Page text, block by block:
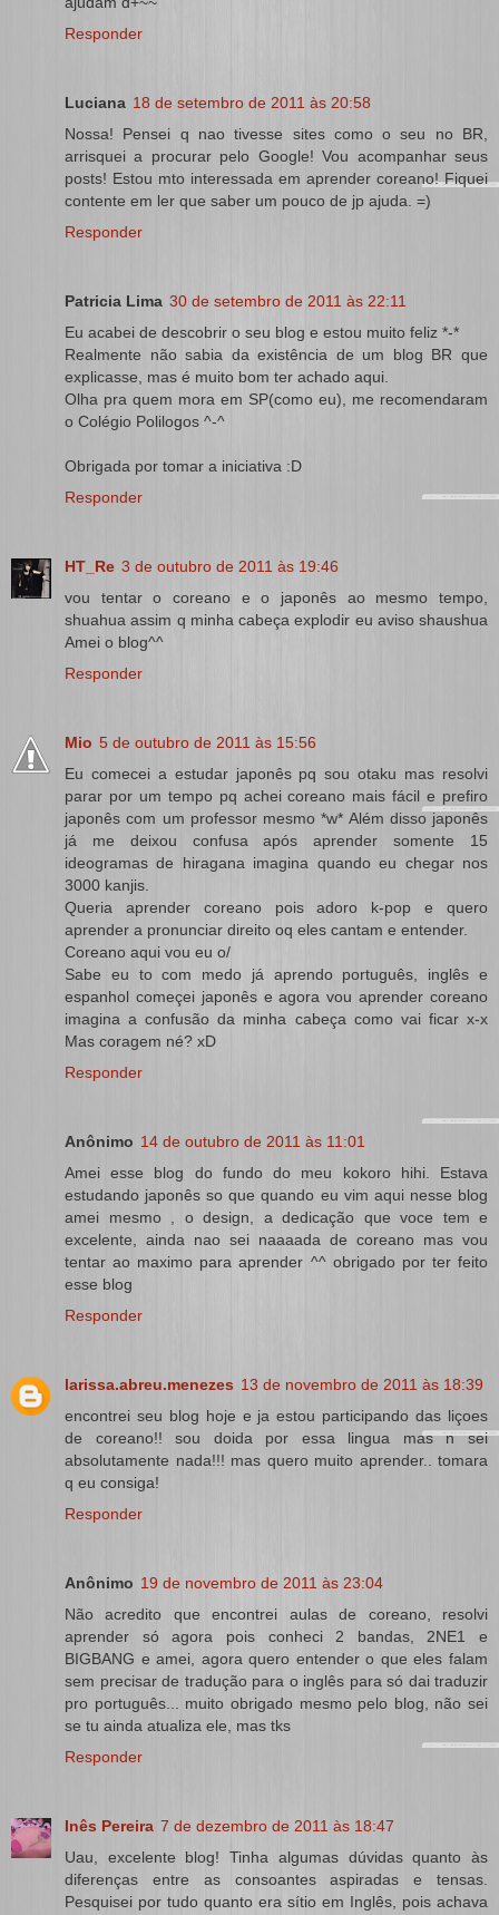
Responder
Luciana 18 de setembro de 2011 às 20:58
Nossa! Pensei q nao tivesse sites como o seu no BR,
arrisquei a procurar pelo Google! Vou acompanhar seus
posts! Estou mto interessada em aprender coreano! Fiquei
contente em ler que saber um pouco de jp ajuda. =)
Responder
Patricia Lima 30 de setembro de 2011 às 22:11
Eu acabei de descobrir o seu blog e estou muito feliz *-*
Realmente não sabia da existência de um blog BR que
explicasse, mas é muito bom ter achado aqui.
Olha pra quem mora em SP(como eu), me recomendaram
o Colégio Polilogos ^-^
Obrigada por tomar a iniciativa :D
Responder
HT_Re 3 de outubro de 2011 às 19:46
vou tentar o coreano e o japonês ao mesmo tempo,
shuahua assim q minha cabeça explodir eu aviso shaushua
Amei o blog^^
Responder
Mio 5 de outubro de 2011 às 15:56
Eu comecei a estudar japonês pq sou otaku mas resolvi
parar por um tempo pq achei coreano mais fácil e prefiro
japonês com um professor mesmo *w* Além disso japonês
já me deixou confusa após aprender somente 15
ideogramas de hiragana imagina quando eu chegar nos
3000 kanjis.
Queria aprender coreano pois adoro k-pop e quero
aprender a pronunciar direito oq eles cantam e entender.
Coreano aqui vou eu o/
Sabe eu to com medo já aprendo português, inglês e
espanhol começei japonês e agora vou aprender coreano
imagina a confusão da minha cabeça como vai ficar x-x
Mas coragem né? xD
Responder
Anônimo 14 de outubro de 2011 às 11:01
Amei esse blog do fundo do meu kokoro hihi. Estava
estudando japonês so que quando eu vim aqui nesse blog
amei mesmo , o design, a dedicação que voce tem e
excelente, ainda nao sei naaaada de coreano mas vou
tentar ao maximo para aprender ^^ obrigado por ter feito
esse blog
Responder
larissa.abreu.menezes 13 de novembro de 2011 às 18:39
encontrei seu blog hoje e ja estou participando das liçoes
de coreano!! sou doida por essa lingua mas n sei
absolutamente nada!!! mas quero muito aprender.. tomara
q eu consiga!
Responder
Anônimo 19 de novembro de 2011 às 23:04
Não acredito que encontrei aulas de coreano, resolvi
aprender só agora pois conheci 2 bandas, 2NE1 e
BIGBANG e amei, agora quero entender o que eles falam
sem precisar de tradução para o inglês para só dai traduzir
pro português... muito obrigado mesmo pelo blog, não sei
se tu ainda atualiza ele, mas tks
Responder
Inês Pereira 7 de dezembro de 2011 às 18:47
Uau, excelente blog! Tinha algumas dúvidas quanto às
diferenças entre as consoantes aspiradas e tensas.
Pesquisei por tudo quanto era sítio em Inglês, pois achava